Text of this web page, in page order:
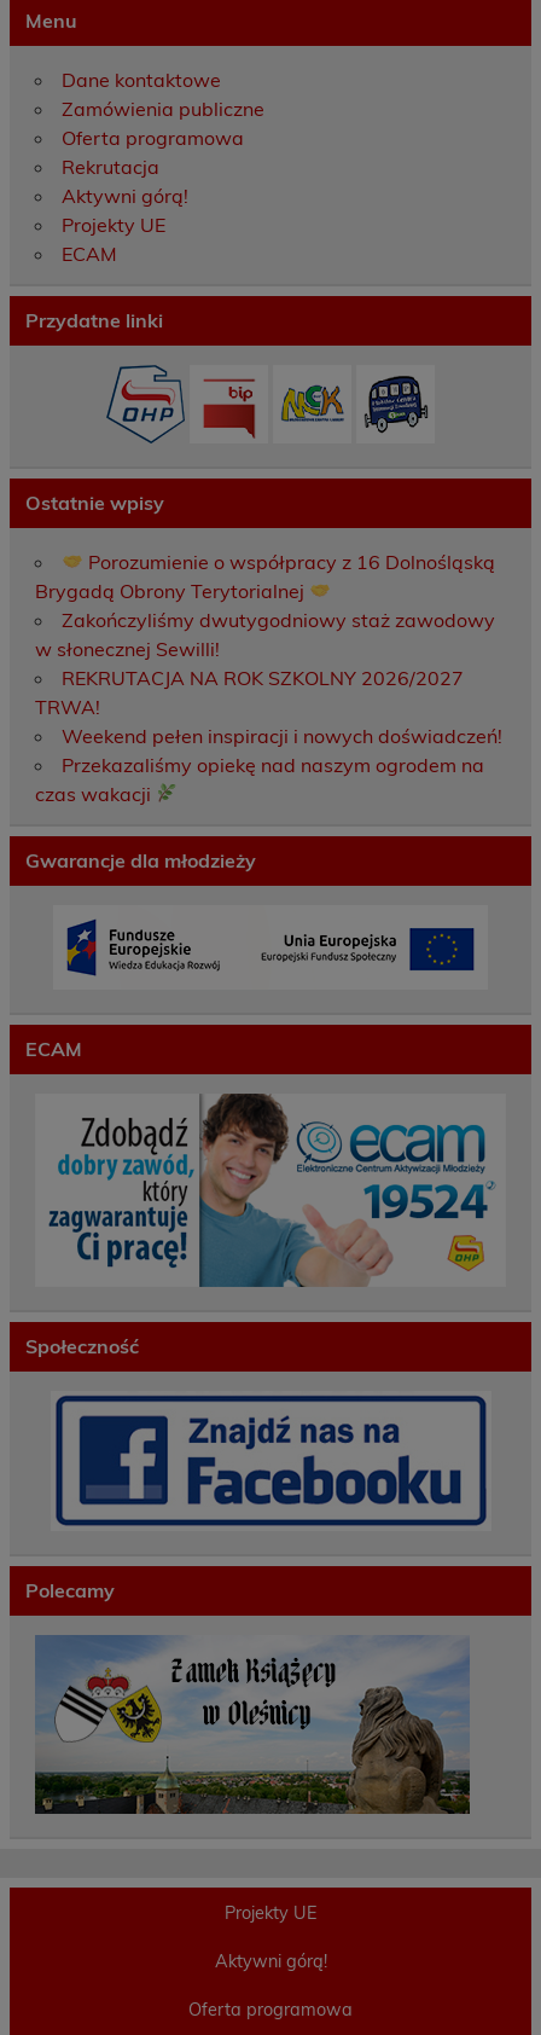
Menu
Dane kontaktowe
Zamówienia publiczne
Oferta programowa
Rekrutacja
Aktywni górą!
Projekty UE
ECAM
Przydatne linki
Ostatnie wpisy
Porozumienie o współpracy z 16 Dolnośląską
Brygadą Obrony Terytorialnej
Zakończyliśmy dwutygodniowy staż zawodowy
w słonecznej Sewilli!
REKRUTACJA NA ROK SZKOLNY 2026/2027
TRWA!
Weekend pełen inspiracji i nowych doświadczeń!
Przekazaliśmy opiekę nad naszym ogrodem na
czas wakacji
Gwarancje dla młodzieży
ECAM
Społeczność
Polecamy
Projekty UE
Aktywni górą!
Oferta programowa